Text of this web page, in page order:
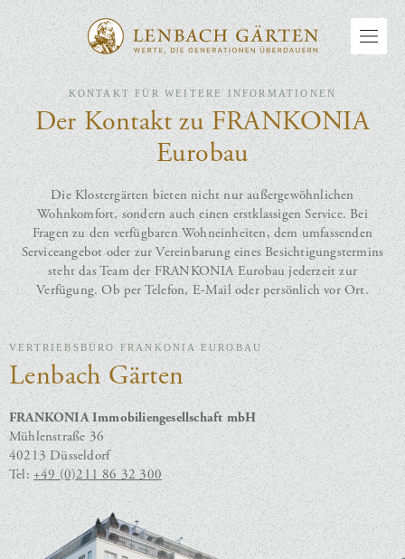
KONTAKT FÜR WEITERE INFORMATIONEN
Der Kontakt zu FRANKONIA
Eurobau
Die Klostergärten bieten nicht nur außergewöhnlichen
Wohnkomfort, sondern auch einen erstklassigen Service. Bei
Fragen zu den verfügbaren Wohneinheiten, dem umfassenden
Serviceangebot oder zur Vereinbarung eines Besichtigungstermins
steht das Team der FRANKONIA Eurobau jederzeit zur
Verfügung. Ob per Telefon, E-Mail oder persönlich vor Ort.
VERTRIEBSBÜRO FRANKONIA EUROBAU
Lenbach Gärten
FRANKONIA Immobiliengesellschaft mbH
Mühlenstraße 36
40213 Düsseldorf
Tel:+49 (0)211 86 32 300